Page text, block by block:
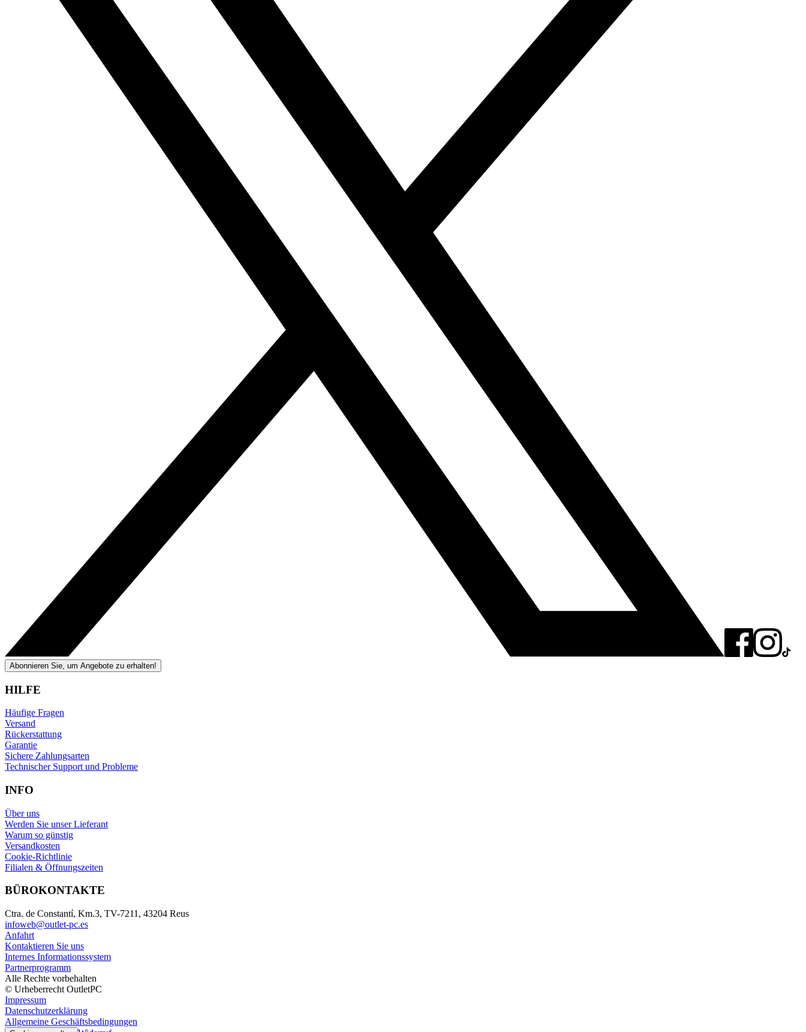
Abonnieren Sie, um Angebote zu erhalten!
HILFE
Häufige Fragen
Versand
Rückerstattung
Garantie
Sichere Zahlungsarten
Technischer Support und Probleme
INFO
Über uns
Werden Sie unser Lieferant
Warum so günstig
Versandkosten
Cookie-Richtlinie
Filialen & Öffnungszeiten
BÜROKONTAKTE
Ctra. de Constantí, Km.3, TV-7211, 43204 Reus
infoweb@outlet-pc.es
Anfahrt
Kontaktieren Sie uns
Internes Informationssystem
Partnerprogramm
Alle Rechte vorbehalten
© Urheberrecht OutletPC
Impressum
Datenschutzerklärung
Allgemeine Geschäftsbedingungen